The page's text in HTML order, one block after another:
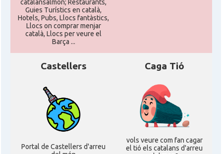
catalansalmon; Restaurants,
Guies Turístics en català,
Hotels, Pubs, Llocs fantàstics,
Llocs on comprar menjar
català, Llocs per veure el
Barça ...
Castellers
Portal de Castellers d'arreu
Caga Tió
vols veure com fan cagar
el tió els catalans d'arreu